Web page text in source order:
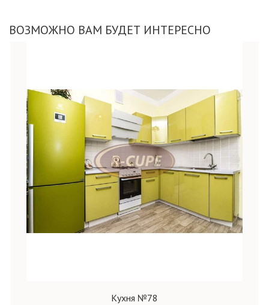
ВОЗМОЖНО ВАМ БУДЕТ ИНТЕРЕСНО
Кухня №78